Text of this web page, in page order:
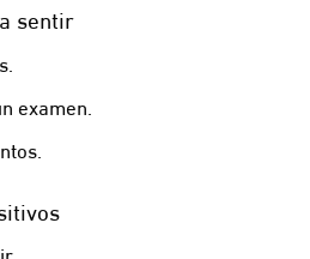
sentir
examen.